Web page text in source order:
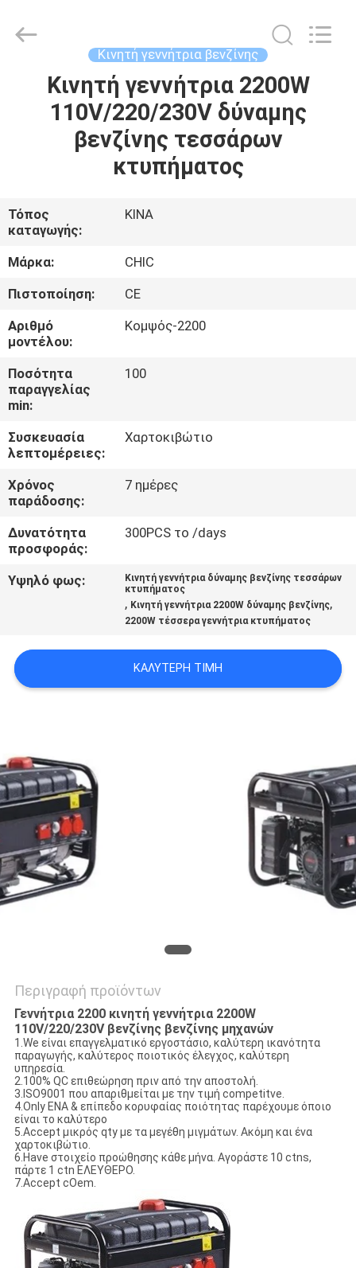
ΣΠΊΤΙ
ΠΡΟΪΌΝΤΑ
ΜΕ
ΕΜΆΣ
ΕΠΙΣΚΈΨΕΙΣ
ΣΤΟ
ΕΡΓΟΣΤΆΣΙΟ
ΈΛΕΓΧΟΣ
ΕΠΙΚΟΙΝΩΝΉΣΤΕ
ΜΑΖΊ
ΜΑΣ
ΕΙΔΉΣΕΙΣ
ΖΗΤΉΣΤΕ
SITEMAP
PRIVACY
POLICY
Machinery
Κινητή γεννήτρια βενζίνης
Κινητή γεννήτρια 2200W
110V/220/230V δύναμης
βενζίνης τεσσάρων
κτυπήματος
Τόπος
καταγωγής:
ΚΙΝΑ
Μάρκα:
CHIC
Πιστοποίηση:
CE
Αριθμό
μοντέλου:
Κομψός-2200
Ποσότητα
παραγγελίας
min:
100
Συσκευασία
λεπτομέρειες:
Χαρτοκιβώτιο
Χρόνος
παράδοσης:
7 ημέρες
Δυνατότητα
προσφοράς:
300PCS το /days
Υψηλό φως:
Κινητή γεννήτρια δύναμης βενζίνης τεσσάρων
κτυπήματος
, Κινητή γεννήτρια 2200W δύναμης βενζίνης,
2200W τέσσερα γεννήτρια κτυπήματος
ΚΑΛΎΤΕΡΗ ΤΙΜΉ
Περιγραφή προϊόντων
Γεννήτρια 2200 κινητή γεννήτρια 2200W
110V/220/230V βενζίνης βενζίνης μηχανών
1.We είναι επαγγελματικό εργοστάσιο, καλύτερη ικανότητα
παραγωγής, καλύτερος ποιοτικός έλεγχος, καλύτερη
υπηρεσία.
2.100% QC επιθεώρηση πριν από την αποστολή.
3.ISO9001 που απαριθμείται με την τιμή competitve.
4.Only ΕΝΑ & επίπεδο κορυφαίας ποιότητας παρέχουμε όποιο
είναι το καλύτερο
5.Accept μικρός qty με τα μεγέθη μιγμάτων. Ακόμη και ένα
χαρτοκιβώτιο.
6.Have στοιχείο προώθησης κάθε μήνα. Αγοράστε 10 ctns,
πάρτε 1 ctn ΕΛΕΥΘΕΡΟ.
7.Accept cOem.